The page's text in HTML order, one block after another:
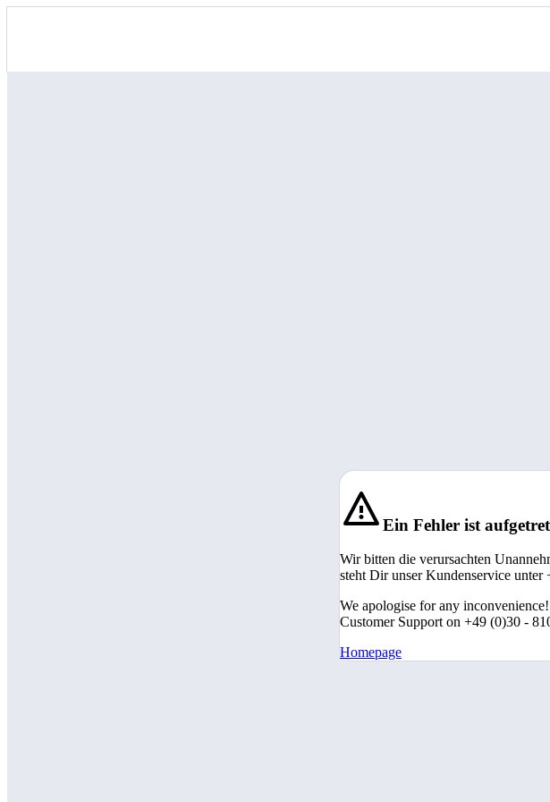
Ein Fehler ist
Wir bitten die verursachten
steht Dir unser Kundenservice
We apologise for any
Customer Support on +49 (0)30 -
Homepage